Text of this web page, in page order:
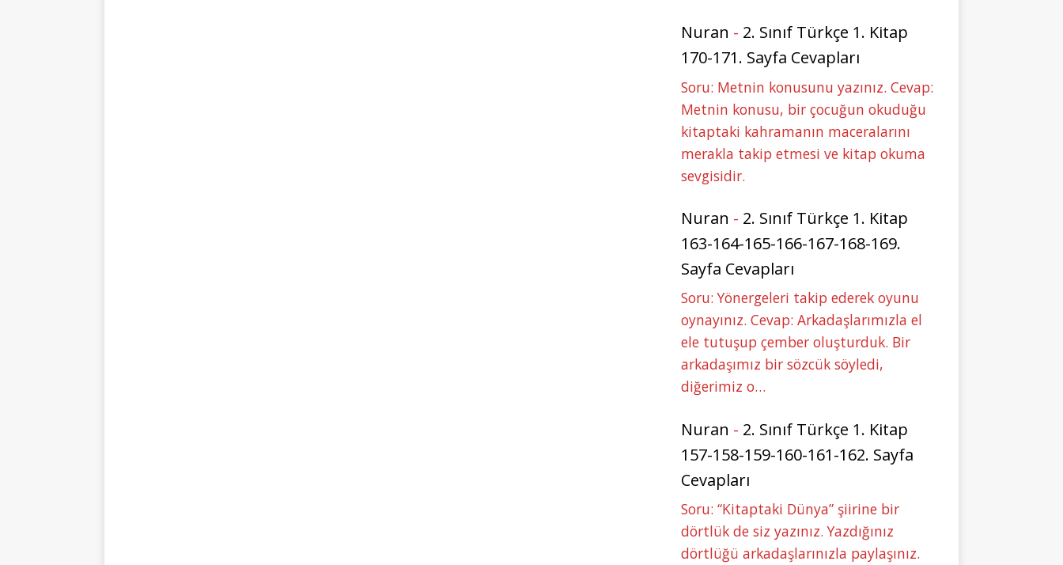
Nuran - 2. Sınıf Türkçe 1. Kitap
170-171. Sayfa Cevapları
Soru: Metnin konusunu yazınız. Cevap:
Metnin konusu, bir çocuğun okuduğu
kitaptaki kahramanın maceralarını
merakla takip etmesi ve kitap okuma
sevgisidir.
Nuran - 2. Sınıf Türkçe 1. Kitap
163-164-165-166-167-168-169.
Sayfa Cevapları
Soru: Yönergeleri takip ederek oyunu
oynayınız. Cevap: Arkadaşlarımızla el
ele tutuşup çember oluşturduk. Bir
arkadaşımız bir sözcük söyledi,
diğerimiz o…
Nuran - 2. Sınıf Türkçe 1. Kitap
157-158-159-160-161-162. Sayfa
Cevapları
Soru: “Kitaptaki Dünya” şiirine bir
dörtlük de siz yazınız. Yazdığınız
dörtlüğü arkadaşlarınızla paylaşınız.